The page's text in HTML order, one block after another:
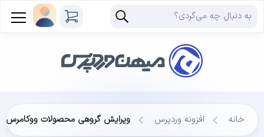
خانه افزونه وردپرس ویرایش گروهی محصولات ووکامرس